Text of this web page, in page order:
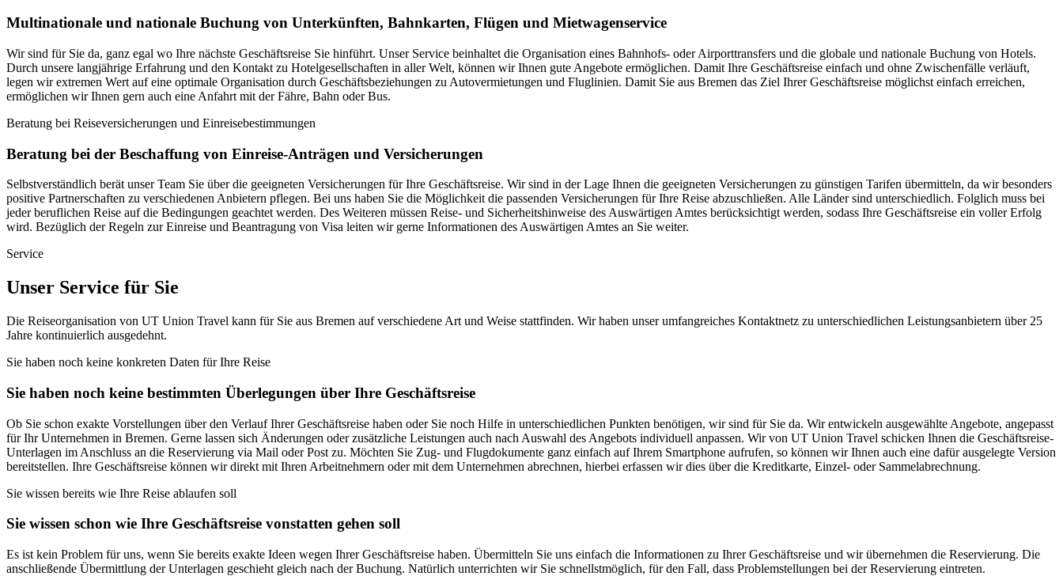
Multinationale und nationale Buchung von Unterkünften, Bahnkarten, Flügen und Mietwagenservice
Wir sind für Sie da, ganz egal wo Ihre nächste Geschäftsreise Sie hinführt. Unser Service beinhaltet die Organisation eines Bahnhofs- oder Airporttransfers und die globale und nationale Buchung von Hotels.
Durch unsere langjährige Erfahrung und den Kontakt zu Hotelgesellschaften in aller Welt, können wir Ihnen gute Angebote ermöglichen. Damit Ihre Geschäftsreise einfach und ohne Zwischenfälle verläuft,
legen wir extremen Wert auf eine optimale Organisation durch Geschäftsbeziehungen zu Autovermietungen und Fluglinien. Damit Sie aus Bremen das Ziel Ihrer Geschäftsreise möglichst einfach erreichen,
ermöglichen wir Ihnen gern auch eine Anfahrt mit der Fähre, Bahn oder Bus.
Beratung bei Reiseversicherungen und Einreisebestimmungen
Beratung bei der Beschaffung von Einreise-Anträgen und Versicherungen
Selbstverständlich berät unser Team Sie über die geeigneten Versicherungen für Ihre Geschäftsreise. Wir sind in der Lage Ihnen die geeigneten Versicherungen zu günstigen Tarifen übermitteln, da wir besonders
positive Partnerschaften zu verschiedenen Anbietern pflegen. Bei uns haben Sie die Möglichkeit die passenden Versicherungen für Ihre Reise abzuschließen. Alle Länder sind unterschiedlich. Folglich muss bei
jeder beruflichen Reise auf die Bedingungen geachtet werden. Des Weiteren müssen Reise- und Sicherheitshinweise des Auswärtigen Amtes berücksichtigt werden, sodass Ihre Geschäftsreise ein voller Erfolg
wird. Bezüglich der Regeln zur Einreise und Beantragung von Visa leiten wir gerne Informationen des Auswärtigen Amtes an Sie weiter.
Service
Unser Service für Sie
Die Reiseorganisation von UT Union Travel kann für Sie aus Bremen auf verschiedene Art und Weise stattfinden. Wir haben unser umfangreiches Kontaktnetz zu unterschiedlichen Leistungsanbietern über 25
Jahre kontinuierlich ausgedehnt.
Sie haben noch keine konkreten Daten für Ihre Reise
Sie haben noch keine bestimmten Überlegungen über Ihre Geschäftsreise
Ob Sie schon exakte Vorstellungen über den Verlauf Ihrer Geschäftsreise haben oder Sie noch Hilfe in unterschiedlichen Punkten benötigen, wir sind für Sie da. Wir entwickeln ausgewählte Angebote, angepasst
für Ihr Unternehmen in Bremen. Gerne lassen sich Änderungen oder zusätzliche Leistungen auch nach Auswahl des Angebots individuell anpassen. Wir von UT Union Travel schicken Ihnen die Geschäftsreise-
Unterlagen im Anschluss an die Reservierung via Mail oder Post zu. Möchten Sie Zug- und Flugdokumente ganz einfach auf Ihrem Smartphone aufrufen, so können wir Ihnen auch eine dafür ausgelegte Version
bereitstellen. Ihre Geschäftsreise können wir direkt mit Ihren Arbeitnehmern oder mit dem Unternehmen abrechnen, hierbei erfassen wir dies über die Kreditkarte, Einzel- oder Sammelabrechnung.
Sie wissen bereits wie Ihre Reise ablaufen soll
Sie wissen schon wie Ihre Geschäftsreise vonstatten gehen soll
Es ist kein Problem für uns, wenn Sie bereits exakte Ideen wegen Ihrer Geschäftsreise haben. Übermitteln Sie uns einfach die Informationen zu Ihrer Geschäftsreise und wir übernehmen die Reservierung. Die
anschließende Übermittlung der Unterlagen geschieht gleich nach der Buchung. Natürlich unterrichten wir Sie schnellstmöglich, für den Fall, dass Problemstellungen bei der Reservierung eintreten.